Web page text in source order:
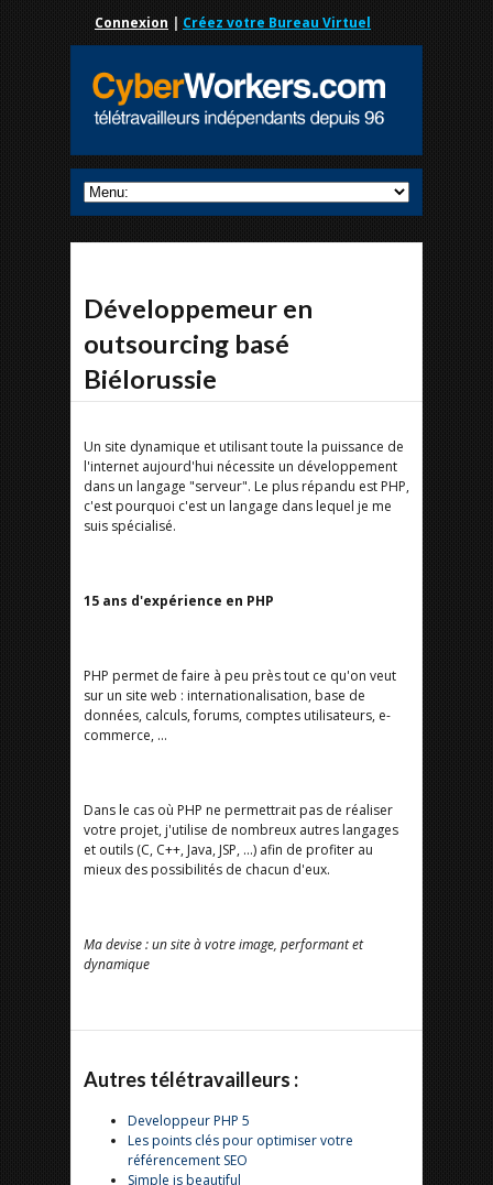
Connexion | Créez votre Bureau Virtuel
Développemeur en
outsourcing basé
Biélorussie
Un site dynamique et utilisant toute la puissance de
l'internet aujourd'hui nécessite un développement
dans un langage "serveur". Le plus répandu est PHP,
c'est pourquoi c'est un langage dans lequel je me
suis spécialisé.
15 ans d'expérience en PHP
PHP permet de faire à peu près tout ce qu'on veut
sur un site web : internationalisation, base de
données, calculs, forums, comptes utilisateurs, e-
commerce, ...
Dans le cas où PHP ne permettrait pas de réaliser
votre projet, j'utilise de nombreux autres langages
et outils (C, C++, Java, JSP, ...) afin de profiter au
mieux des possibilités de chacun d'eux.
Ma devise : un site à votre image, performant et
dynamique
Autres télétravailleurs :
Developpeur PHP 5
Les points clés pour optimiser votre
référencement SEO
Simple is beautiful